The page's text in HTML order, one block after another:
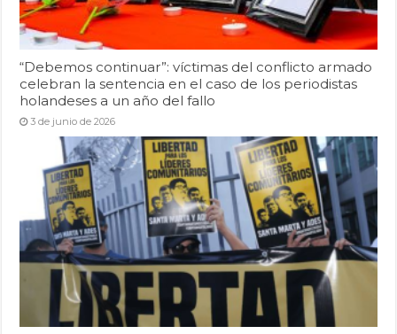
“Debemos continuar”: víctimas del conflicto armado
celebran la sentencia en el caso de los periodistas
holandeses a un año del fallo
3 de junio de 2026